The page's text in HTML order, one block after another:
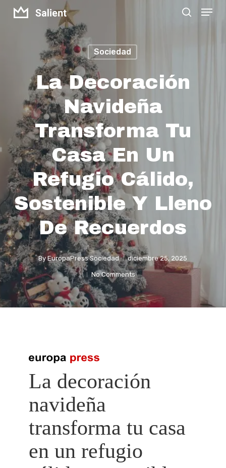
Skip
Menu
Sociedad
La Decoración
Navideña
Transforma Tu
Casa En Un
Refugio Cálido,
Sostenible Y Lleno
De Recuerdos
By EuropaPress Sociedad diciembre 25, 2025
No Comments